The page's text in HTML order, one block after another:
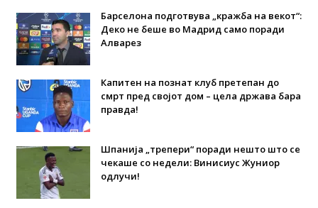
Барселона подготвува „кражба на векот“:
Деко не беше во Мадрид само поради
Алварез
Капитен на познат клуб претепан до
смрт пред својот дом – цела држава бара
правда!
Шпанија „трепери“ поради нешто што се
чекаше со недели: Винисиус Жуниор
одлучи!